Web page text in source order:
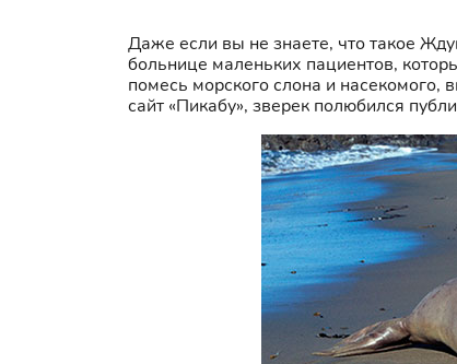
Даже если вы не знаете, что такое
больнице маленьких пациентов,
помесь морского слона и насекомого,
сайт «Пикабу», зверек полюбился